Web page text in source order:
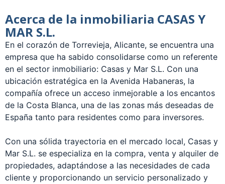
Acerca de la inmobiliaria CASAS Y
MAR S.L.
En el corazón de Torrevieja, Alicante, se encuentra una
empresa que ha sabido consolidarse como un referente
en el sector inmobiliario: Casas y Mar S.L. Con una
ubicación estratégica en la Avenida Habaneras, la
compañía ofrece un acceso inmejorable a los encantos
de la Costa Blanca, una de las zonas más deseadas de
España tanto para residentes como para inversores.
Con una sólida trayectoria en el mercado local, Casas y
Mar S.L. se especializa en la compra, venta y alquiler de
propiedades, adaptándose a las necesidades de cada
cliente y proporcionando un servicio personalizado y